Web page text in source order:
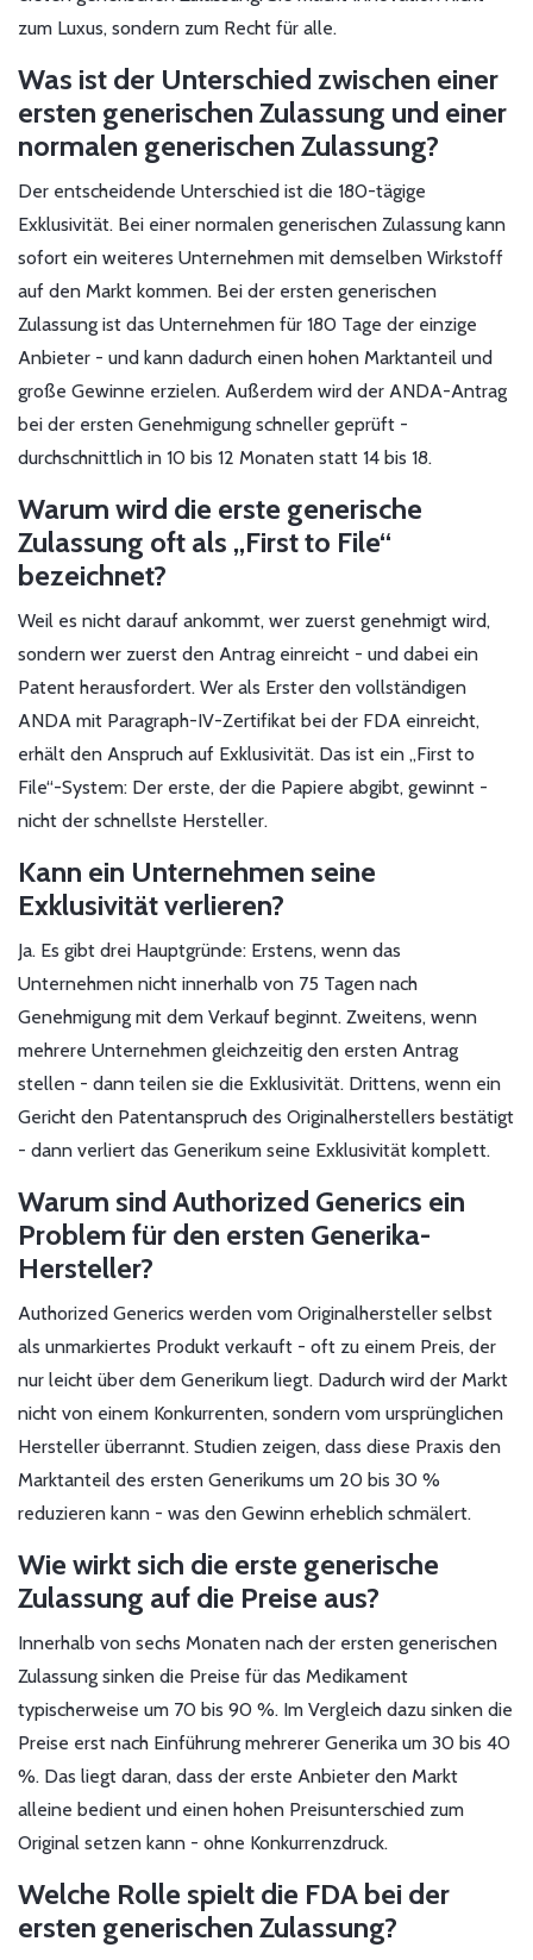
zum Luxus, sondern zum Recht für alle.
Was ist der Unterschied zwischen einer
ersten generischen Zulassung und einer
normalen generischen Zulassung?
Der entscheidende Unterschied ist die 180-tägige
Exklusivität. Bei einer normalen generischen Zulassung kann
sofort ein weiteres Unternehmen mit demselben Wirkstoff
auf den Markt kommen. Bei der ersten generischen
Zulassung ist das Unternehmen für 180 Tage der einzige
Anbieter - und kann dadurch einen hohen Marktanteil und
große Gewinne erzielen. Außerdem wird der ANDA-Antrag
bei der ersten Genehmigung schneller geprüft -
durchschnittlich in 10 bis 12 Monaten statt 14 bis 18.
Warum wird die erste generische
Zulassung oft als „First to File“
bezeichnet?
Weil es nicht darauf ankommt, wer zuerst genehmigt wird,
sondern wer zuerst den Antrag einreicht - und dabei ein
Patent herausfordert. Wer als Erster den vollständigen
ANDA mit Paragraph-IV-Zertifikat bei der FDA einreicht,
erhält den Anspruch auf Exklusivität. Das ist ein „First to
File“-System: Der erste, der die Papiere abgibt, gewinnt -
nicht der schnellste Hersteller.
Kann ein Unternehmen seine
Exklusivität verlieren?
Ja. Es gibt drei Hauptgründe: Erstens, wenn das
Unternehmen nicht innerhalb von 75 Tagen nach
Genehmigung mit dem Verkauf beginnt. Zweitens, wenn
mehrere Unternehmen gleichzeitig den ersten Antrag
stellen - dann teilen sie die Exklusivität. Drittens, wenn ein
Gericht den Patentanspruch des Originalherstellers bestätigt
- dann verliert das Generikum seine Exklusivität komplett.
Warum sind Authorized Generics ein
Problem für den ersten Generika-
Hersteller?
Authorized Generics werden vom Originalhersteller selbst
als unmarkiertes Produkt verkauft - oft zu einem Preis, der
nur leicht über dem Generikum liegt. Dadurch wird der Markt
nicht von einem Konkurrenten, sondern vom ursprünglichen
Hersteller überrannt. Studien zeigen, dass diese Praxis den
Marktanteil des ersten Generikums um 20 bis 30 %
reduzieren kann - was den Gewinn erheblich schmälert.
Wie wirkt sich die erste generische
Zulassung auf die Preise aus?
Innerhalb von sechs Monaten nach der ersten generischen
Zulassung sinken die Preise für das Medikament
typischerweise um 70 bis 90 %. Im Vergleich dazu sinken die
Preise erst nach Einführung mehrerer Generika um 30 bis 40
%. Das liegt daran, dass der erste Anbieter den Markt
alleine bedient und einen hohen Preisunterschied zum
Original setzen kann - ohne Konkurrenzdruck.
Welche Rolle spielt die FDA bei der
ersten generischen Zulassung?